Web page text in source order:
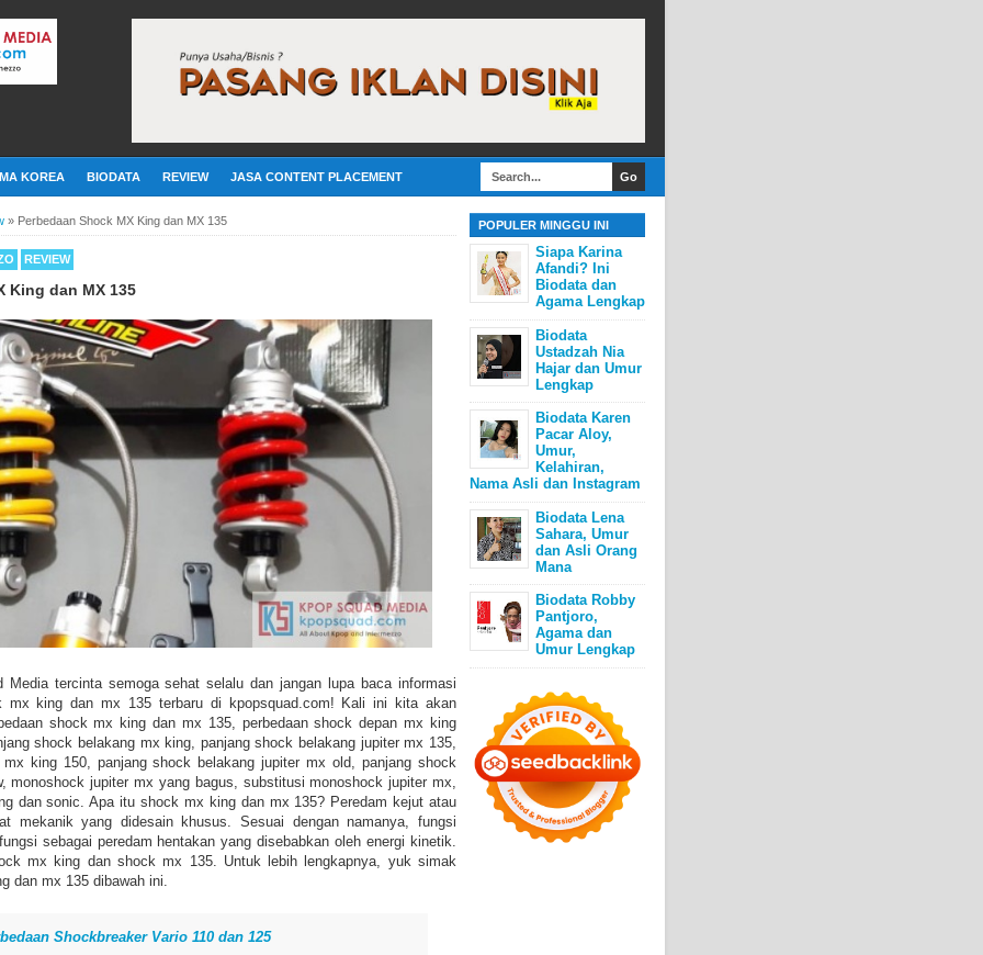
KOREA BIODATA REVIEW JASA CONTENT PLACEMENT
» Perbedaan Shock MX King dan MX 135
REVIEW
King dan MX 135
Media tercinta semoga sehat selalu dan jangan lupa baca informasi
mx king dan mx 135 terbaru di kpopsquad.com! Kali ini kita akan
shock mx king dan mx 135, perbedaan shock depan mx king
shock belakang mx king, panjang shock belakang jupiter mx 135,
king 150, panjang shock belakang jupiter mx old, panjang shock
monoshock jupiter mx yang bagus, substitusi monoshock jupiter mx,
dan sonic. Apa itu shock mx king dan mx 135? Peredam kejut atau
mekanik yang didesain khusus. Sesuai dengan namanya, fungsi
sebagai peredam hentakan yang disebabkan oleh energi kinetik.
mx king dan shock mx 135. Untuk lebih lengkapnya, yuk simak
dan mx 135 dibawah ini.
Shockbreaker Vario 110 dan 125
POPULER MINGGU INI
Siapa Karina
Afandi? Ini
Biodata dan
Agama Lengkap
Biodata
Ustadzah Nia
Hajar dan Umur
Lengkap
Biodata Karen
Pacar Aloy,
Umur,
Kelahiran,
Nama Asli dan Instagram
Biodata Lena
Sahara, Umur
dan Asli Orang
Mana
Biodata Robby
Pantjoro,
Agama dan
Umur Lengkap